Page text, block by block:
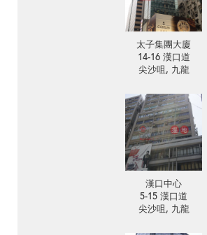
太子集團大廈
14-16 漢口道
尖沙咀, 九龍
漢口中心
5-15 漢口道
尖沙咀, 九龍